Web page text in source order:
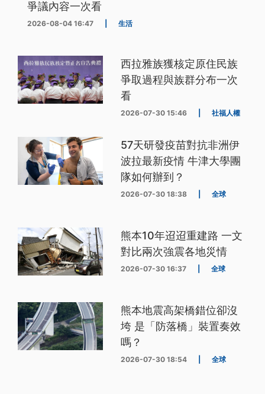
爭議內容一次看
2026-08-04 16:47 生活
西拉雅族獲核定原住民族
爭取過程與族群分布一次
看
2026-07-30 15:46 社福人權
57天研發疫苗對抗非洲伊
波拉最新疫情 牛津大學團
隊如何辦到？
2026-07-30 18:38 全球
熊本10年迢迢重建路 一文
對比兩次強震各地災情
2026-07-30 16:37 全球
熊本地震高架橋錯位卻沒
垮 是「防落橋」裝置奏效
嗎？
2026-07-30 18:54 全球